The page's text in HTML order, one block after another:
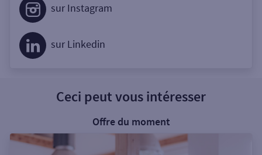
sur Instagram
sur Linkedin
Ceci peut vous intéresser
Offre du moment